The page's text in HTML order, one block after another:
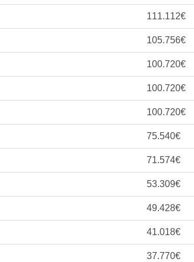
111.112€
105.756€
100.720€
100.720€
100.720€
75.540€
71.574€
53.309€
49.428€
41.018€
37.770€